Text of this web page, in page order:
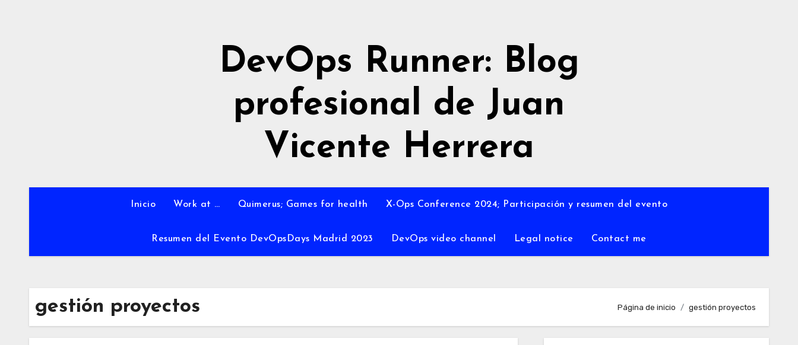
DevOps Runner: Blog
profesional de Juan
Vicente Herrera
Inicio Work at … Quimerus; Games for health X-Ops Conference 2024; Participación y resumen del evento
Resumen del Evento DevOpsDays Madrid 2023 DevOps video channel Legal notice Contact me
gestión proyectos Página de inicio gestión proyectos